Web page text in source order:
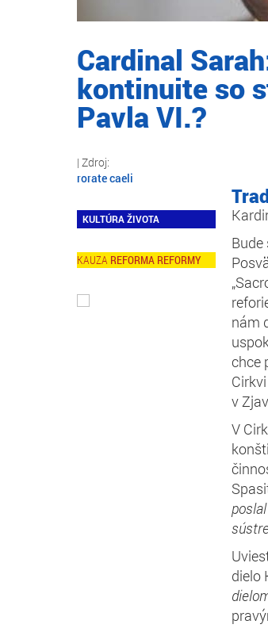
Cardinal
kontinuite so
Pavla VI.?
rorate caeli
KULTÚRA ŽIVOTA
REFORMA REFORMY
nám
chce
v
V
dielo